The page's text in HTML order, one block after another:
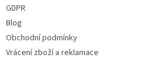
GDPR
Blog
Obchodní podmínky
Vrácení zboží a reklamace